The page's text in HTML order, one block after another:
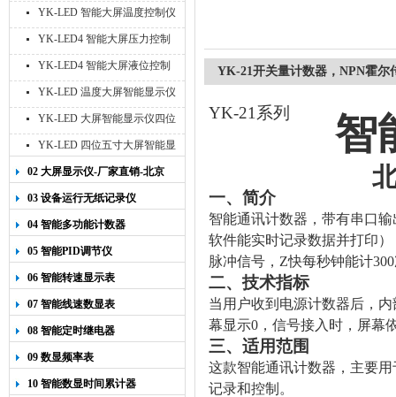
示仪
YK-LED 智能大屏温度控制仪
YK-LED4 智能大屏压力控制
仪
YK-LED4 智能大屏液位控制
仪
YK-LED 温度大屏智能显示仪
四位十寸
YK-LED 大屏智能显示仪四位
八寸
YK-LED 四位五寸大屏智能显
示仪
02 大屏显示仪-厂家直销-北京
宇科泰吉
03 设备运行无纸记录仪
04 智能多功能计数器
05 智能PID调节仪
06 智能转速显示表
07 智能线速数显表
08 智能定时继电器
09 数显频率表
10 智能数显时间累计器
YK-21开关量计数器，NPN霍尔
YK-21 系列 智
一、简介
智能通讯计数器，带有串口
软件能实时记录数据并打印
脉冲信号，Z快每秒钟能计
二、技术指标
当用户收到电源计数器后，
幕显示0，信号接入时，屏幕
三、适用范围
这款智能通讯计数器，主要
记录和控制。